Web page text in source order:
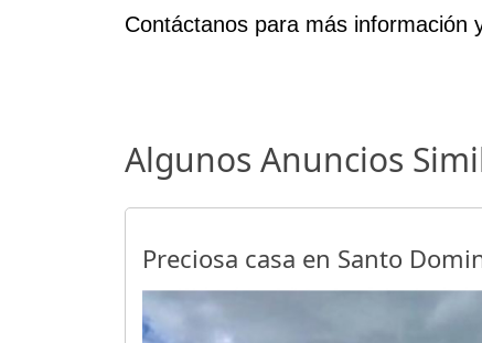
Contáctanos para más información
Algunos Anuncios
Preciosa casa en Santo